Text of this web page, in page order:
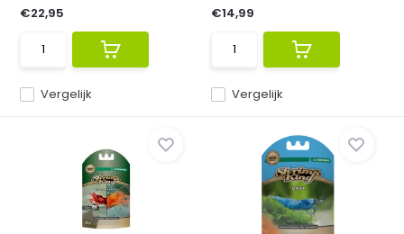
Vergelijk
€22,95
Vergelijk
€14,99